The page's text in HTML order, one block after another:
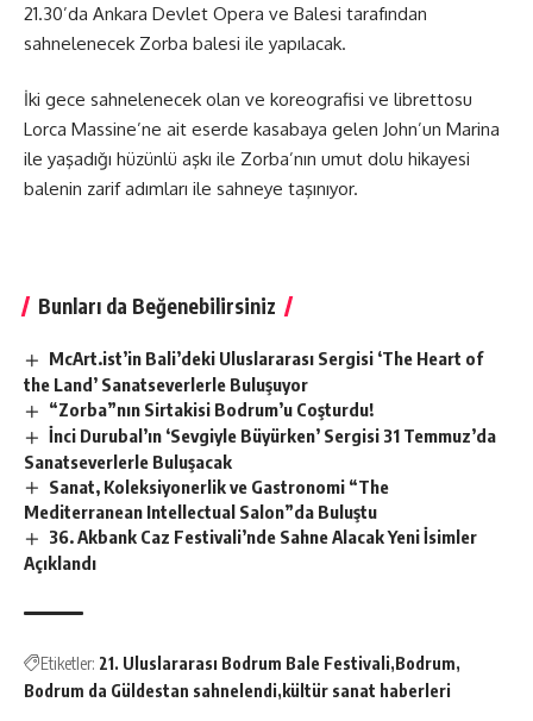
21.30’da Ankara Devlet Opera ve Balesi tarafından
sahnelenecek Zorba balesi ile yapılacak.
İki gece sahnelenecek olan ve koreografisi ve librettosu
Lorca Massine’ne ait eserde kasabaya gelen John’un Marina
ile yaşadığı hüzünlü aşkı ile Zorba’nın umut dolu hikayesi
balenin zarif adımları ile sahneye taşınıyor.
Bunları da Beğenebilirsiniz
McArt.ist’in Bali’deki Uluslararası Sergisi ‘The Heart of
the Land’ Sanatseverlerle Buluşuyor
“Zorba”nın Sirtakisi Bodrum’u Coşturdu!
İnci Durubal’ın ‘Sevgiyle Büyürken’ Sergisi 31 Temmuz’da
Sanatseverlerle Buluşacak
Sanat, Koleksiyonerlik ve Gastronomi “The
Mediterranean Intellectual Salon”da Buluştu
36. Akbank Caz Festivali’nde Sahne Alacak Yeni İsimler
Açıklandı
Etiketler: 21. Uluslararası Bodrum Bale Festivali Bodrum
Bodrum da Güldestan sahnelendi kültür sanat haberleri